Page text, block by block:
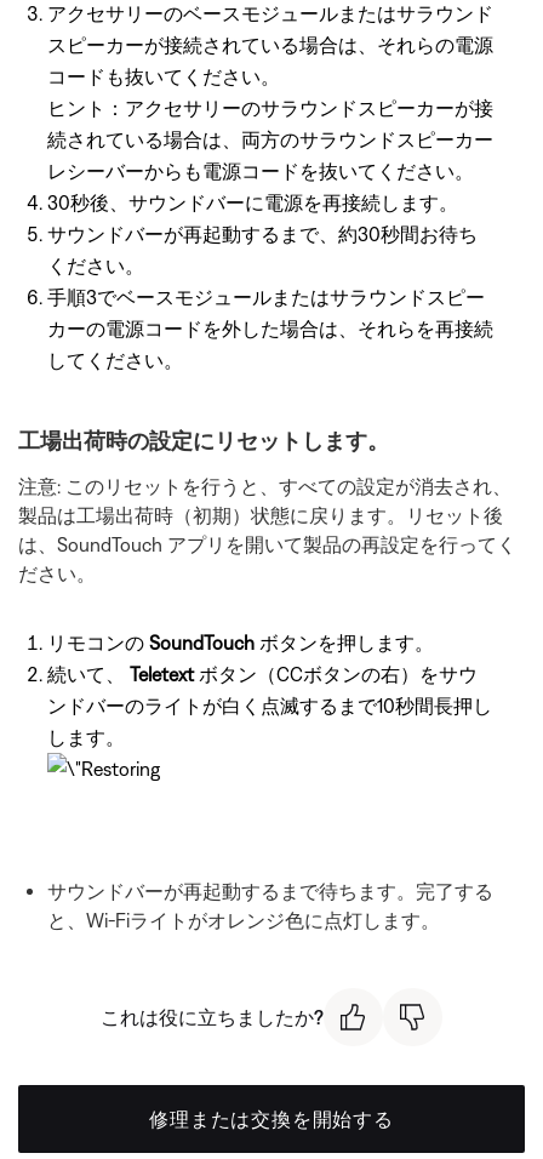
アクセサリーのベースモジュールまたはサラウンド
スピーカーが接続されている場合は、それらの電源
コードも抜いてください。
ヒント：アクセサリーのサラウンドスピーカーが接
続されている場合は、両方のサラウンドスピーカー
レシーバーからも電源コードを抜いてください。
30秒後、サウンドバーに電源を再接続します。
サウンドバーが再起動するまで、約30秒間お待ち
ください。
手順3でベースモジュールまたはサラウンドスピー
カーの電源コードを外した場合は、それらを再接続
してください。
工場出荷時の設定にリセットします。
注意: このリセットを行うと、すべての設定が消去され、
製品は工場出荷時（初期）状態に戻ります。リセット後
は、SoundTouch アプリを開いて製品の再設定を行ってく
ださい。
リモコンの SoundTouch ボタンを押します。
続いて、 Teletext ボタン（CCボタンの右）をサウ
ンドバーのライトが白く点滅するまで10秒間長押し
します。
サウンドバーが再起動するまで待ちます。完了する
と、Wi-Fiライトがオレンジ色に点灯します。
これは役に立ちましたか?
修理または交換を開始する